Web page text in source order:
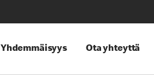
Yhdemmäisyys Ota yhteyttä